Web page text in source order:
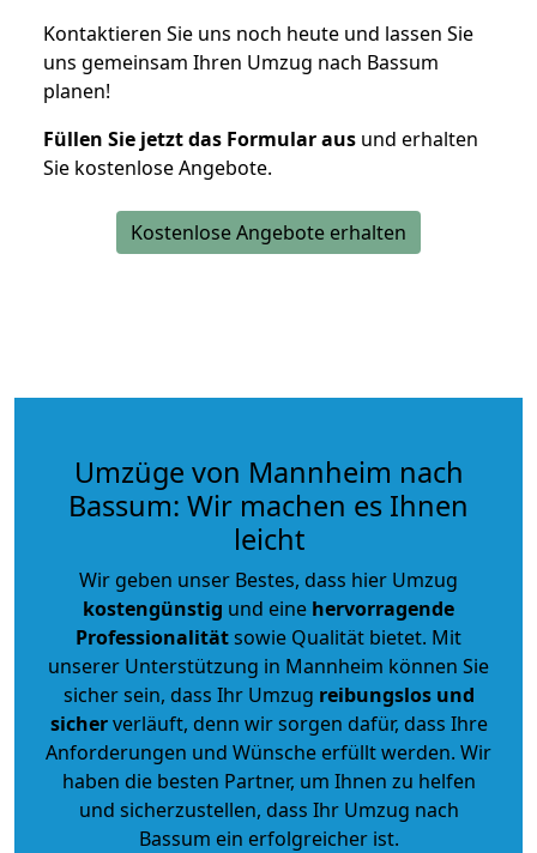
Kontaktieren Sie uns noch heute und lassen Sie
uns gemeinsam Ihren Umzug nach Bassum
planen!
Füllen Sie jetzt das Formular aus und erhalten
Sie kostenlose Angebote.
Kostenlose Angebote erhalten
Umzüge von Mannheim nach
Bassum: Wir machen es Ihnen
leicht
Wir geben unser Bestes, dass hier Umzug
kostengünstig und eine hervorragende
Professionalitätsowie Qualität bietet. Mit
unserer Unterstützung in Mannheim können Sie
sicher sein, dass Ihr Umzug reibungslos und
sicherverläuft, denn wir sorgen dafür, dass Ihre
Anforderungen und Wünsche erfüllt werden. Wir
haben die besten Partner, um Ihnen zu helfen
und sicherzustellen, dass Ihr Umzug nach
Bassum ein erfolgreicher ist.